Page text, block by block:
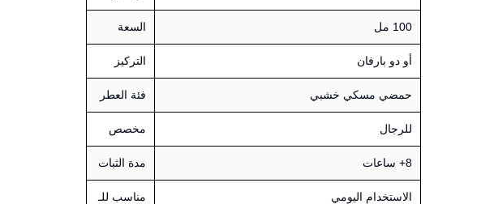
100 مل السعة
أو دو بارفان التركيز
حمضي مسكي خشبي فئة العطر
للرجال مخصص
8+ ساعات مدة الثبات
الاستخدام اليومي مناسب للـ